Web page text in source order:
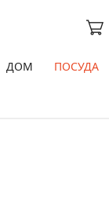
ДОМ ПОСУДА